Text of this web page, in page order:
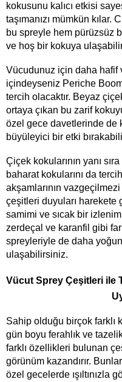
kokusunu kalıcı etkisi
taşımanızı mümkün
bu spreyle hem pürüzsüz
ve hoş bir kokuya
Vücudunuz için daha hafif
içindeyseniz Periche
tercih olacaktır. Beyaz
ortaya çıkan bu zarif
özel gece davetlerinde de
büyüleyici bir etki
Çiçek kokularının yanı
baharat kokularını da
akşamlarının
çeşitleri duyuları
samimi ve sıcak bir izlenim
zerdeçal ve karanfil gibi
spreyleriyle de daha
ulaşabilirsiniz.
Vücut Sprey Çeşitleri ile
Sahip olduğu birçok farklı
gün boyu ferahlık ve
farklı özellikleri bulunan
görünüm kazandırır.
özel gecelerde ışıltınızla